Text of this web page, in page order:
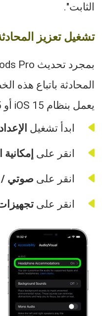
الثابت".
تشغيل تعزيز المحادثة
يعمل بنظام iOS 15 أو iPadOS 15:
ابدأ تشغيل
انقر علىإمكانية
انقر علىصوتي /
انقر على